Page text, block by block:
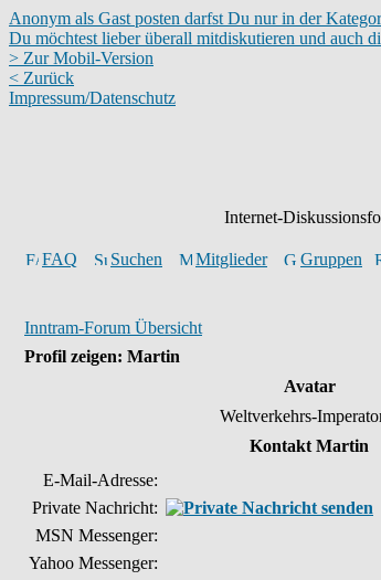
Anonym als Gast posten darfst Du nur in der
Du möchtest lieber überall mitdiskutieren und auch
> Zur Mobil-Version
< Zurück
Impressum/Datenschutz
Internet-
FAQ Suchen Mitglieder Gruppen
Inntram-Forum Übersicht
Profil zeigen: Martin
Avatar
Weltverkehrs-
Kontakt Martin
E-Mail-Adresse:
Private Nachricht:
MSN Messenger:
Yahoo Messenger: